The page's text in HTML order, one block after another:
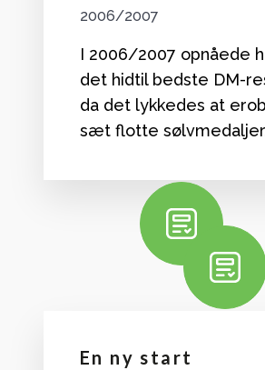
2006/2007
I 2006/2007 opnåede
det hidtil bedste DM-
da det lykkedes at
sæt flotte
En ny start